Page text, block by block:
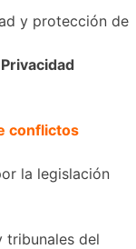
y protección de
conflictos
la legislación
tribunales del